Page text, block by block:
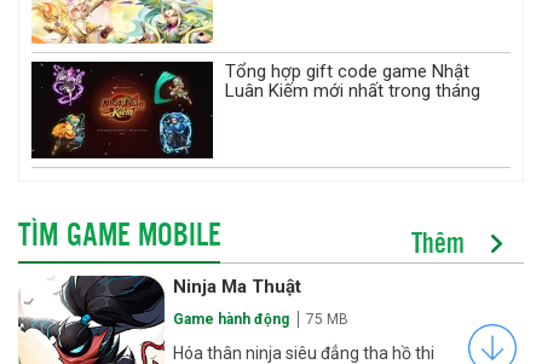
Tổng hợp gift code game Nhật
Luân Kiếm mới nhất trong tháng
TÌM GAME MOBILE Thêm
Ninja Ma Thuật
Game hành động 75 MB
Hóa thân ninja siêu đẳng tha hồ thi